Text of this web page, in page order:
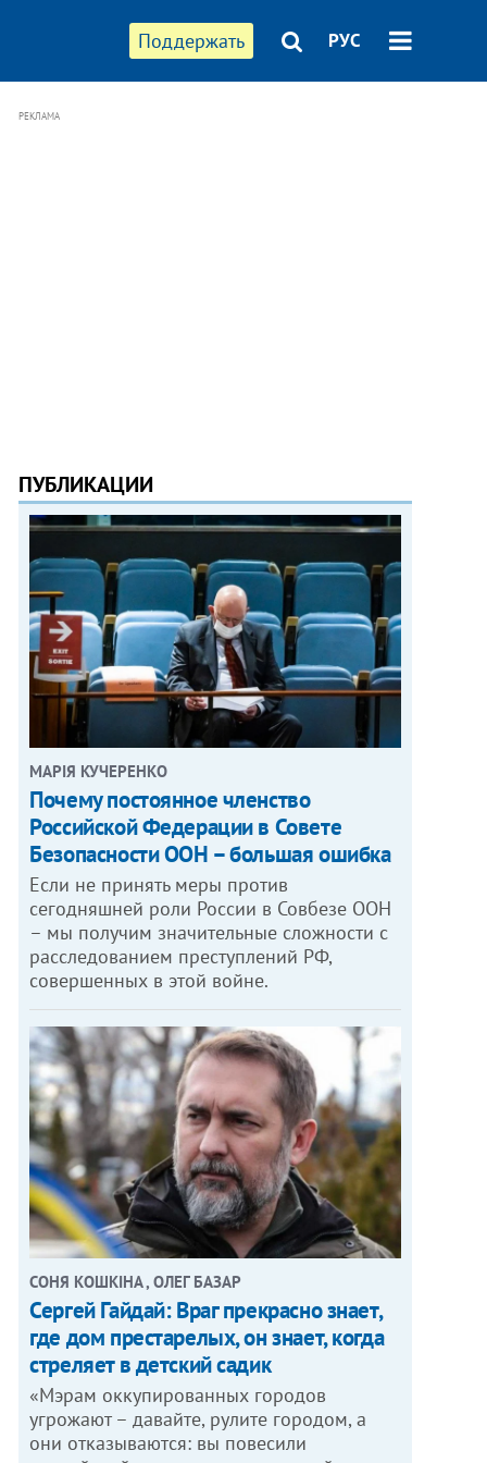
Поддержать РУС
РЕКЛАМА
ПУБЛИКАЦИИ
МАРІЯ КУЧЕРЕНКО
​Почему постоянное членство
Российской Федерации в Совете
Безопасности ООН – большая ошибка
Если не принять меры против
сегодняшней роли России в Совбезе ООН
– мы получим значительные сложности с
расследованием преступлений РФ,
совершенных в этой войне.
СОНЯ КОШКІНА , ОЛЕГ БАЗАР
Сергей Гайдай: Враг прекрасно знает,
где дом престарелых, он знает, когда
стреляет в детский садик
«Мэрам оккупированных городов
угрожают – давайте, рулите городом, а
они отказываются: вы повесили